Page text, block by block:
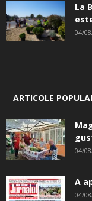
La
04/
ARTICOLE
04/
A
04/